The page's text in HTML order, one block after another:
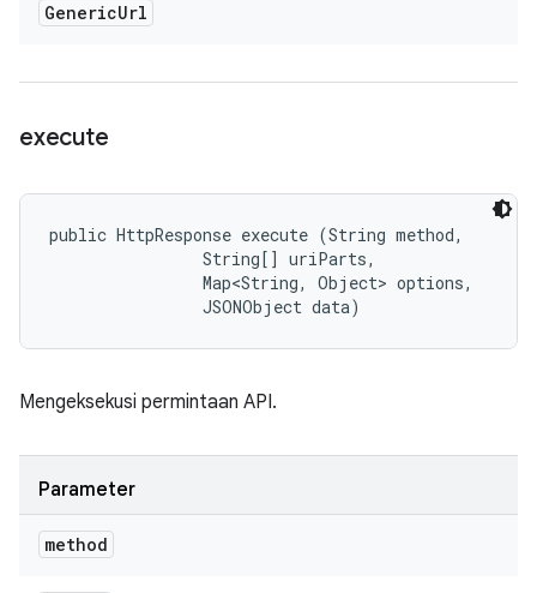
GenericUrl
execute
public HttpResponse execute (String method,
                String[] uriParts,
                Map<String, Object> options,
                JSONObject data)
Mengeksekusi permintaan API.
Parameter
method